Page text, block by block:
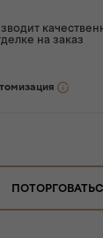
на заказ